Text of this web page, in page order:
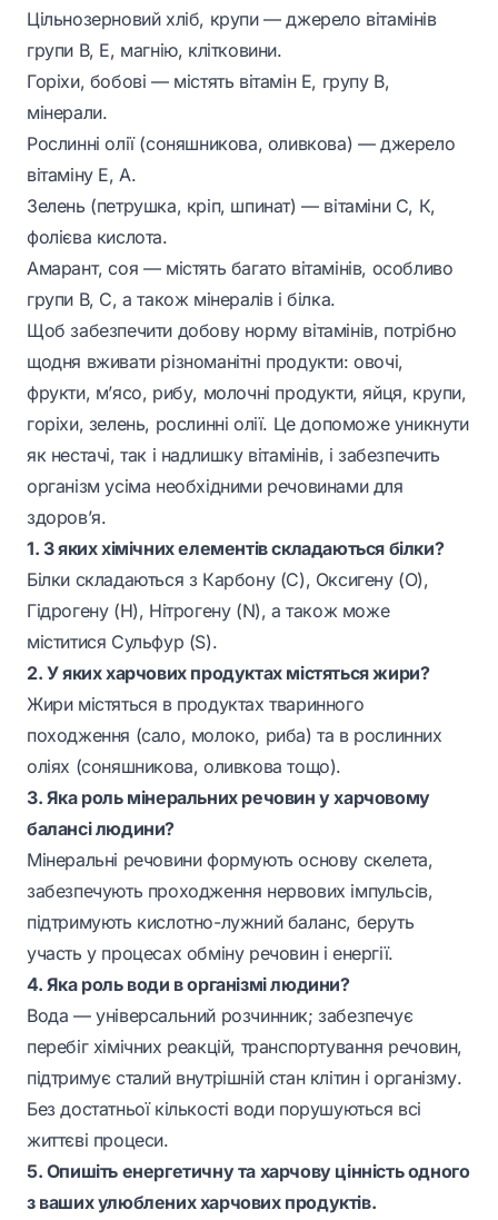
Цільнозерновий хліб, крупи — джерело вітамінів
групи В, Е, магнію, клітковини.
Горіхи, бобові — містять вітамін Е, групу В,
мінерали.
Рослинні олії (соняшникова, оливкова) — джерело
вітаміну Е, А.
Зелень (петрушка, кріп, шпинат) — вітаміни С, К,
фолієва кислота.
Амарант, соя — містять багато вітамінів, особливо
групи В, С, а також мінералів і білка.
Щоб забезпечити добову норму вітамінів, потрібно
щодня вживати різноманітні продукти: овочі,
фрукти, м’ясо, рибу, молочні продукти, яйця, крупи,
горіхи, зелень, рослинні олії. Це допоможе уникнути
як нестачі, так і надлишку вітамінів, і забезпечить
організм усіма необхідними речовинами для
здоров’я.
1. З яких хімічних елементів складаються білки?
Білки складаються з Карбону (C), Оксигену (O),
Гідрогену (H), Нітрогену (N), а також може
міститися Сульфур (S).
2. У яких харчових продуктах містяться жири?
Жири містяться в продуктах тваринного
походження (сало, молоко, риба) та в рослинних
оліях (соняшникова, оливкова тощо).
3. Яка роль мінеральних речовин у харчовому
балансі людини?
Мінеральні речовини формують основу скелета,
забезпечують проходження нервових імпульсів,
підтримують кислотно-лужний баланс, беруть
участь у процесах обміну речовин і енергії.
4. Яка роль води в організмі людини?
Вода — універсальний розчинник; забезпечує
перебіг хімічних реакцій, транспортування речовин,
підтримує сталий внутрішній стан клітин і організму.
Без достатньої кількості води порушуються всі
життєві процеси.
5. Опишіть енергетичну та харчову цінність одного
з ваших улюблених харчових продуктів.